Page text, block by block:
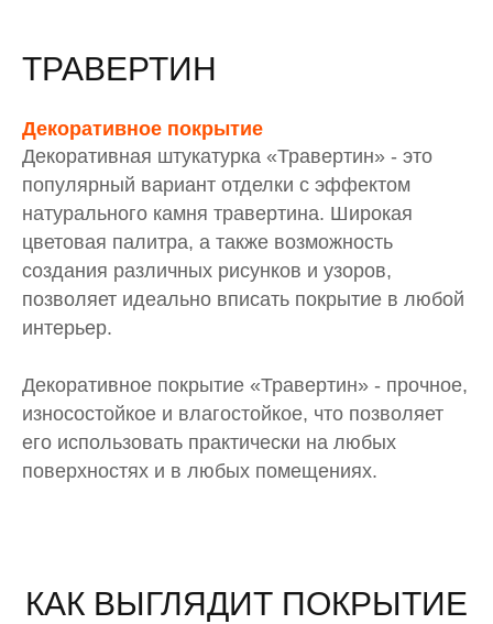
ТРАВЕРТИН
Декоративное покрытие
Декоративная штукатурка «Травертин» - это
популярный вариант отделки с эффектом
натурального камня травертина. Широкая
цветовая палитра, а также возможность
создания различных рисунков и узоров,
позволяет идеально вписать покрытие в любой
интерьер.
Декоративное покрытие «Травертин» - прочное,
износостойкое и влагостойкое, что позволяет
его использовать практически на любых
поверхностях и в любых помещениях.
КАК ВЫГЛЯДИТ ПОКРЫТИЕ